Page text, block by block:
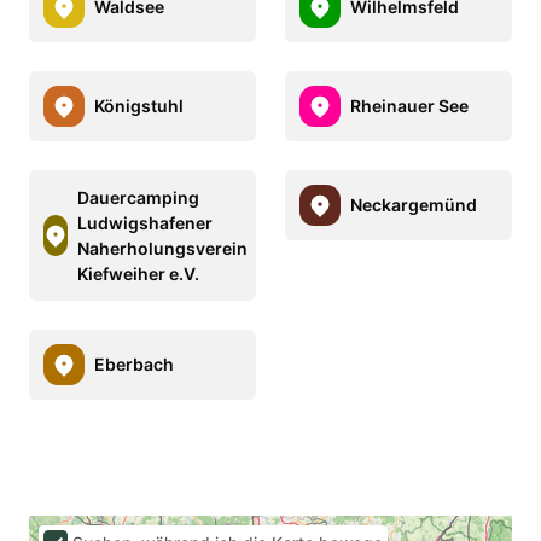
Waldsee Wilhelmsfeld
Königstuhl Rheinauer See
Dauercamping
Ludwigshafener
Naherholungsverein
Kiefweiher e.V.
Neckargemünd
Eberbach